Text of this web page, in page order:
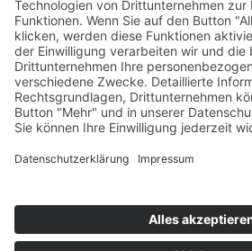
Lüftung-CO2-App
Arbeitssicherheit
Impressum Datenschutz|AGB’s|AGB’s